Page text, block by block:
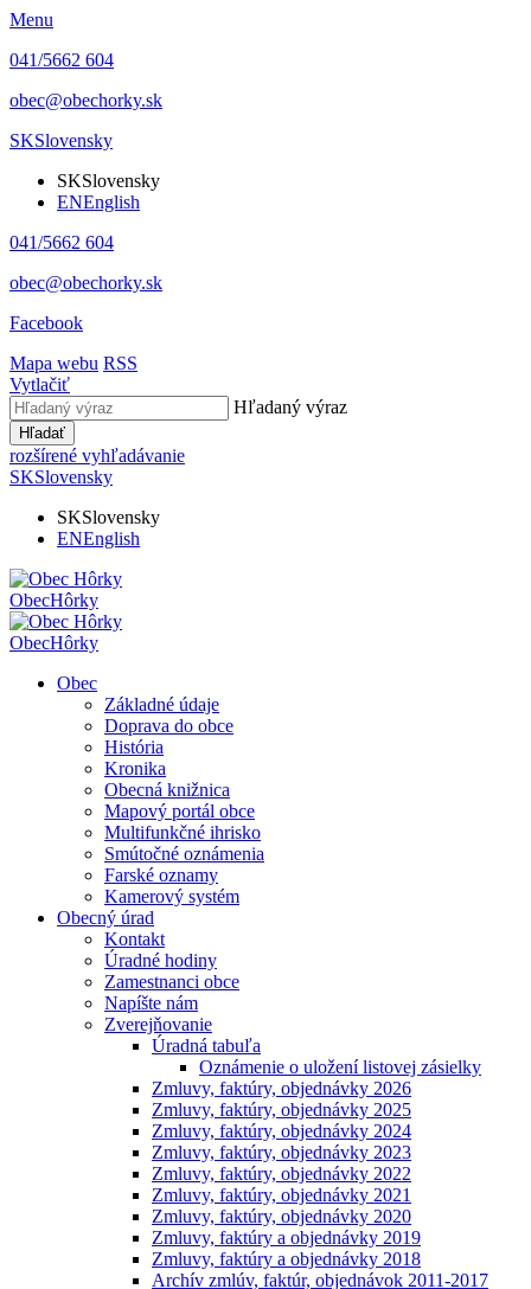
Menu
041/5662 604
obec@obechorky.sk
SKSlovensky
SKSlovensky
ENEnglish
041/5662 604
obec@obechorky.sk
Facebook
Mapa webu RSS
Vytlačiť
Hľadaný výraz
Hľadať
rozšírené vyhľadávanie
SKSlovensky
SKSlovensky
ENEnglish
ObecHôrky
ObecHôrky
Obec
Základné údaje
Doprava do obce
História
Kronika
Obecná knižnica
Mapový portál obce
Multifunkčné ihrisko
Smútočné oznámenia
Farské oznamy
Kamerový systém
Obecný úrad
Kontakt
Úradné hodiny
Zamestnanci obce
Napíšte nám
Zverejňovanie
Úradná tabuľa
Oznámenie o uložení listovej zásielky
Zmluvy, faktúry, objednávky 2026
Zmluvy, faktúry, objednávky 2025
Zmluvy, faktúry, objednávky 2024
Zmluvy, faktúry, objednávky 2023
Zmluvy, faktúry, objednávky 2022
Zmluvy, faktúry, objednávky 2021
Zmluvy, faktúry, objednávky 2020
Zmluvy, faktúry a objednávky 2019
Zmluvy, faktúry a objednávky 2018
Archív zmlúv, faktúr, objednávok 2011-2017